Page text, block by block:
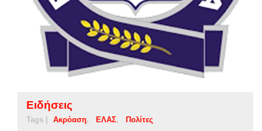
Ειδήσεις
Tags | Ακρόαση ΕΛΑΣ Πολίτες